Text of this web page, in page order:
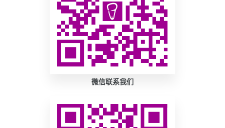
微信联系我们